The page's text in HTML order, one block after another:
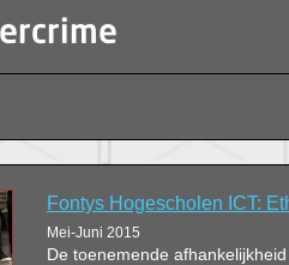
Fontys Hogescholen ICT:
Mei-Juni 2015
De toenemende